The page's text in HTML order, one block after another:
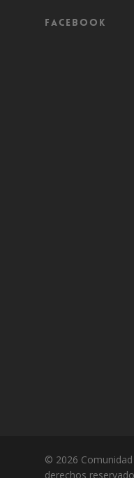
Facebook
© 2026
derechos